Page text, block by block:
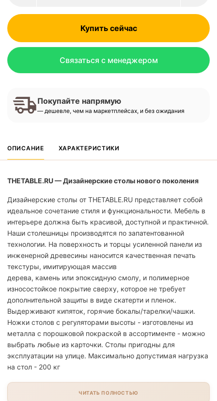
Купить сейчас
Связаться с менеджером
Покупайте напрямую
— дешевле, чем на маркетплейсах, и без ожидания
ОПИСАНИЕ ХАРАКТЕРИСТИКИ
THETABLE.RU — Дизайнерские столы нового поколения
Дизайнерские столы от THETABLE.RU представляет собой
идеальное сочетание стиля и функциональности. Мебель в
интерьере должна быть красивой, доступной и практичной.
Наши столешницы производятся по запатентованной
технологии. На поверхность и торцы усиленной панели из
инженерной древесины наносится качественная печать
текстуры, имитирующая массив
дерева, камень или эпоксидную смолу, и полимерное
износостойкое покрытие сверху, которое не требует
дополнительной защиты в виде скатерти и пленок.
Выдерживают кипяток, горячие бокалы/тарелки/чашки.
Ножки столов с регуляторами высоты - изготовлены из
металла с порошковой покраской в ассортименте - можно
выбрать любые из карточки. Столы пригодны для
эксплуатации на улице. Максимально допустимая нагрузка
на стол - 200 кг
ЧИТАТЬ ПОЛНОСТЬЮ